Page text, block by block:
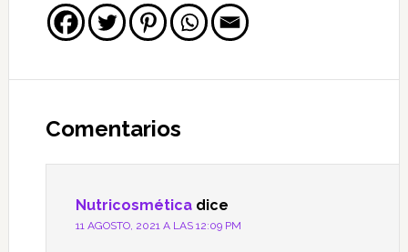
con
los
lectores
Comentarios
Nutricosmética dice
11 AGOSTO, 2021 A LAS 12:09 PM